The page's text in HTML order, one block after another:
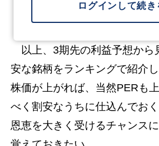
ログインして続き
以上、3期先の利益予想から
安な銘柄をランキングで紹介
株価が上がれば、当然PERも
べく割安なうちに仕込んでお
恩恵を大きく受けるチャンス